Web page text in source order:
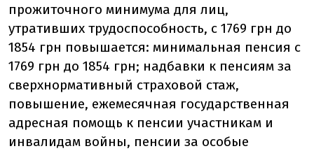
прожиточного минимума для лиц,
утративших трудоспособность, с 1769 грн до
1854 грн повышается: минимальная пенсия с
1769 грн до 1854 грн; надбавки к пенсиям за
сверхнормативный страховой стаж,
повышение, ежемесячная государственная
адресная помощь к пенсии участникам и
инвалидам войны, пенсии за особые